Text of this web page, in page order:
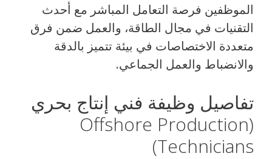
الموظفين فرصة التعامل المباشر مع أحدث
التقنيات في مجال الطاقة، والعمل ضمن فرق
متعددة الاختصاصات في بيئة تتميز بالدقة
والانضباط والعمل الجماعي.
تفاصيل وظيفة فني إنتاج بحري
(Offshore Production
Technicians)